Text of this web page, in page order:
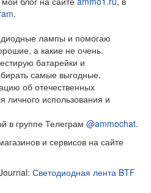
.
лампы и помогаю
а какие не очень.
батарейки и
самые выгодные.
об отечественных
личного использования и
в группе Телеграм @ammochat.
и сервисов на сайте
Светодиодная лента BTF